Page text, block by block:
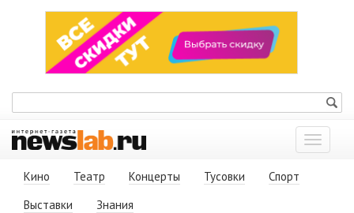
Показать
меню
Кино
Театр Концерты Тусовки
Спорт
Выставки
Знания